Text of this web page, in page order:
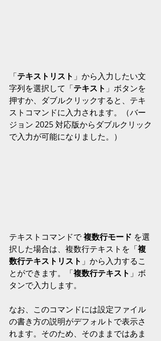
「テキストリスト 」から入力したい文
字列を選択して「テキスト 」ボタンを
押すか、ダブルクリックすると、テキ
ストコマンドに入力されます。（バー
ジョン 2025 対応版からダブルクリック
で入力が可能になりました。）
テキストコマンドで 複数行モード を選
択した場合は、複数行テキストを「複
数行テキストリスト 」から入力するこ
とができます。「複数行テキスト 」ボ
タンで入力します。
なお、このコマンドには設定ファイル
の書き方の説明がデフォルトで表示さ
れます。そのため、そのままではあま